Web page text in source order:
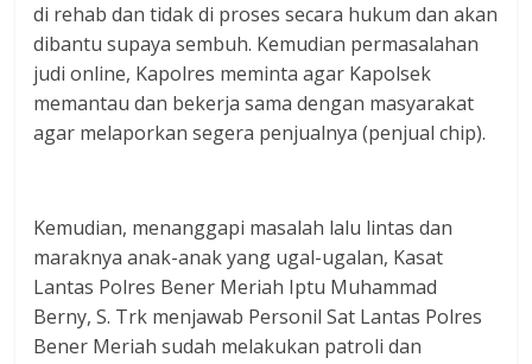
di rehab dan tidak di proses secara hukum dan akan
dibantu supaya sembuh. Kemudian permasalahan
judi online, Kapolres meminta agar Kapolsek
memantau dan bekerja sama dengan masyarakat
agar melaporkan segera penjualnya (penjual chip).
Kemudian, menanggapi masalah lalu lintas dan
maraknya anak-anak yang ugal-ugalan, Kasat
Lantas Polres Bener Meriah Iptu Muhammad
Berny, S. Trk menjawab Personil Sat Lantas Polres
Bener Meriah sudah melakukan patroli dan